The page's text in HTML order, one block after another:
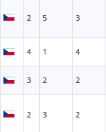
2 5 3
4 1 4
3 2 2
2 3 2